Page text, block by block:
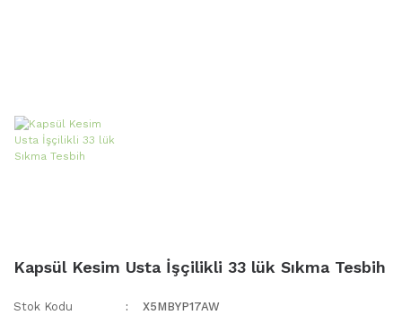
Kapsül Kesim Usta İşçilikli 33 lük Sıkma Tesbih
Stok Kodu X5MBYP17AW